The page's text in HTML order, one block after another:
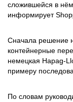
сложившейся в
информирует
Сначала решение
контейнерные
немецкая Hapag-
примеру
По словам